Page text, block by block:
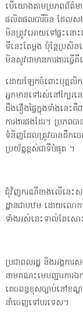
បើយោងតាមប្រភពព័ត៌ម
ផលិតផលបារីចិន ដែលសង្ស័
មិនត្រូវអោយទៅផ្ទះនោះ
ទីនេះតែម្តង ប៉ុន្តែប្រសិ
មិនសូវជាមានការងារធ្វ
ដោយឡែកចំពោះបុគ្គលិក
អ្នកមានទៅរស់នៅក្បែរន
ដឹងរឿងផ្ទៃក្នុងទាំងនេះ
ការងារផងដែរ។ ប្រភព
ទំនិញដែលត្រូវបានដឹកច
ប្រយ័ត្នខ្ពស់ជាទីបំផុត ។
ជុំវិញករណីខាងលើនេះសា
ដ្ឋានជាបឋម ដោយលោក
ទាំងអស់នេះទាល់តែសោ
ប្រជាពលរដ្ឋ និងអង្គក
នាមគណះមេបញ្ជារការ
គេចពន្ធខុសច្បាប់នៅខ
នាំចេញទៅបរទេស។